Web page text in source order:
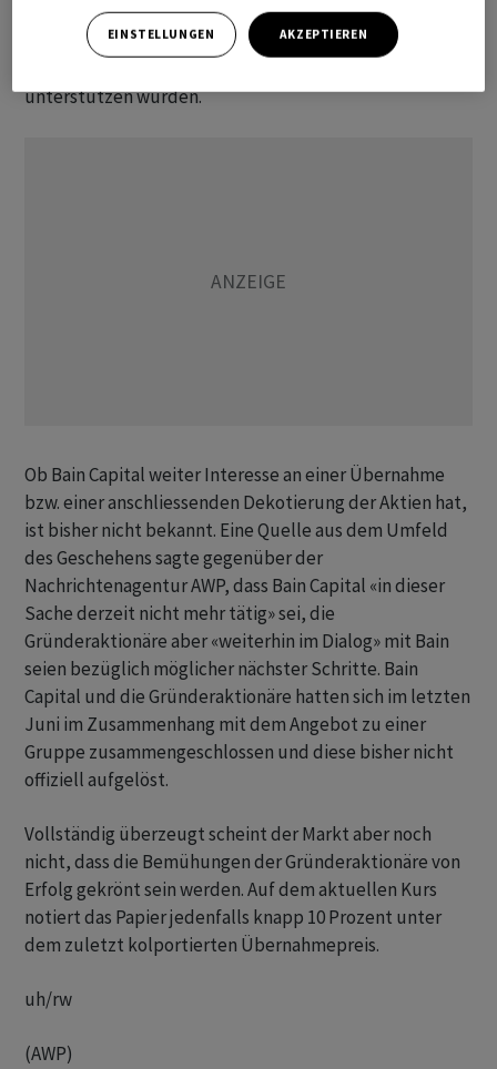
mit dem richtigen Partner im besten Interesse von
SoftwareOne und aller Stakeholder wäre. Sie glauben
unterstützen würden.
Ob Bain Capital weiter Interesse an einer Übernahme
bzw. einer anschliessenden Dekotierung der Aktien hat,
ist bisher nicht bekannt. Eine Quelle aus dem Umfeld
des Geschehens sagte gegenüber der
Nachrichtenagentur AWP, dass Bain Capital «in dieser
Sache derzeit nicht mehr tätig» sei, die
Gründeraktionäre aber «weiterhin im Dialog» mit Bain
seien bezüglich möglicher nächster Schritte. Bain
Capital und die Gründeraktionäre hatten sich im letzten
Juni im Zusammenhang mit dem Angebot zu einer
Gruppe zusammengeschlossen und diese bisher nicht
offiziell aufgelöst.
Vollständig überzeugt scheint der Markt aber noch
nicht, dass die Bemühungen der Gründeraktionäre von
Erfolg gekrönt sein werden. Auf dem aktuellen Kurs
notiert das Papier jedenfalls knapp 10 Prozent unter
dem zuletzt kolportierten Übernahmepreis.
uh/rw
(AWP)
EINSTELLUNGEN AKZEPTIEREN